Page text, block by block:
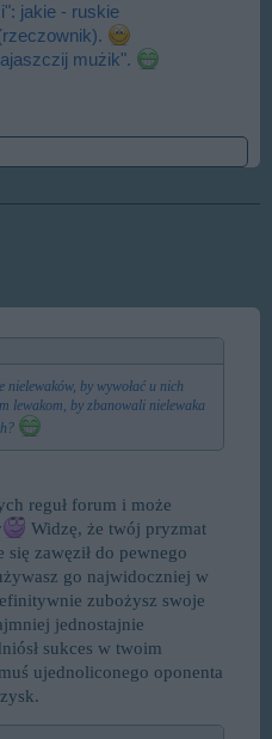
jakie - ruskie
mużik".
by wywołać u nich
lewakom, by zbanowali nielewaka
reguł forum i może
Widzę, że twój pryzmat
się zawęził do pewnego
go najwidoczniej w
zubożysz swoje
jednostajnie
sukces w twoim
ujednoliconego oponenta